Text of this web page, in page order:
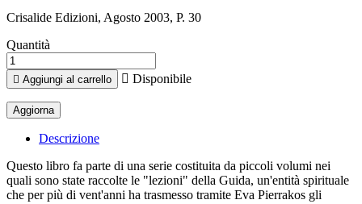
Crisalide Edizioni, Agosto 2003, P. 30
Quantità
 Aggiungi al carrello  Disponibile
Descrizione
Questo libro fa parte di una serie costituita da piccoli volumi nei
quali sono state raccolte le "lezioni" della Guida, un'entità spirituale
che per più di vent'anni ha trasmesso tramite Eva Pierrakos gli